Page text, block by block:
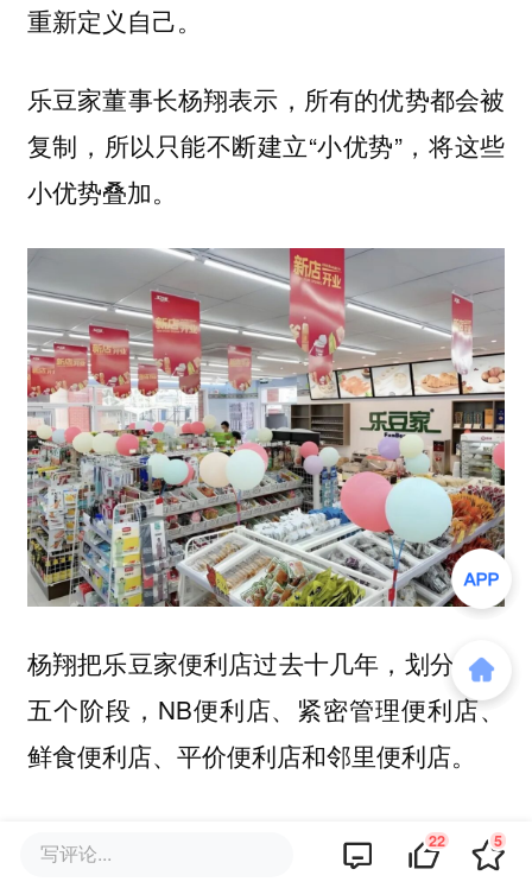
重新定义自己。
乐豆家董事长杨翔表示，所有的优势都会被
复制，所以只能不断建立“小优势”，将这些
小优势叠加。
杨翔把乐豆家便利店过去十几年，划分成了
五个阶段，NB便利店、紧密管理便利店、
鲜食便利店、平价便利店和邻里便利店。
这其实就是说，便利店已经从“渠道竞争”进
到“系统能力竞争”。杨翔有句话特别值得行
写评论... 22 5